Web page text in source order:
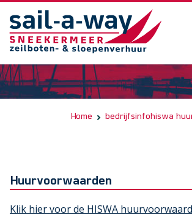
Home bedrijfsinfohiswa
Huurvoorwaarden
Klik hier voor de HISWA